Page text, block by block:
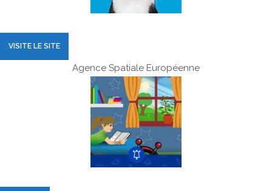
VISITE LE SITE
Agence Spatiale Européenne